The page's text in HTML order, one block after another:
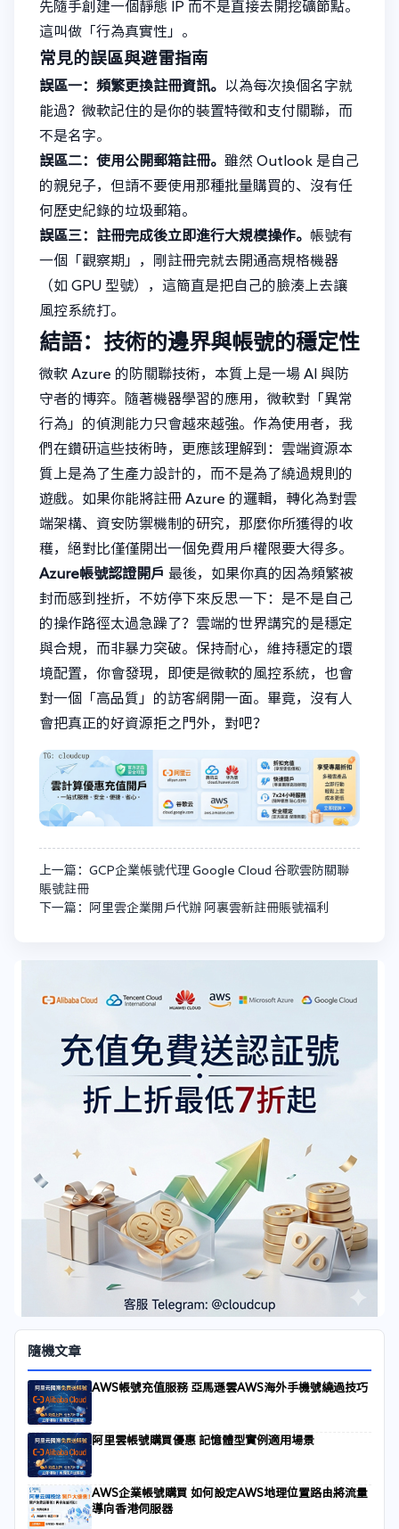
先隨手創建一個靜態 IP 而不是直接去開挖礦節點。
這叫做「行為真實性」。
常見的誤區與避雷指南
誤區一：頻繁更換註冊資訊。
以為每次換個名字就
能過？微軟記住的是你的裝置特徵和支付關聯，而
不是名字。
誤區二：使用公開郵箱註冊。 雖然 Outlook 是自己
的親兒子，但請不要使用那種批量購買的、沒有任
何歷史紀錄的垃圾郵箱。
誤區三：註冊完成後立即進行大規模操作。 帳號有
一個「觀察期」，剛註冊完就去開通高規格機器
（如 GPU 型號），這簡直是把自己的臉湊上去讓
風控系統打。
結語：技術的邊界與帳號的穩定性
微軟 Azure 的防關聯技術，本質上是一場 AI 與防
守者的博弈。隨著機器學習的應用，微軟對「異常
行為」的偵測能力只會越來越強。作為使用者，我
們在鑽研這些技術時，更應該理解到：雲端資源本
質上是為了生產力設計的，而不是為了繞過規則的
遊戲。如果你能將註冊 Azure 的邏輯，轉化為對雲
端架構、資安防禦機制的研究，那麼你所獲得的收
穫，絕對比僅僅開出一個免費用戶權限要大得多。
Azure帳號認證開戶 最後，如果你真的因為頻繁被
封而感到挫折，不妨停下來反思一下：是不是自己
的操作路徑太過急躁了？雲端的世界講究的是穩定
與合規，而非暴力突破。保持耐心，維持穩定的環
境配置，你會發現，即使是微軟的風控系統，也會
對一個「高品質」的訪客網開一面。畢竟，沒有人
會把真正的好資源拒之門外，對吧？
上一篇：GCP企業帳號代理 Google Cloud 谷歌雲防關聯
賬號註冊
下一篇：阿里雲企業開戶代辦 阿裏雲新註冊賬號福利
隨機文章
AWS帳號充值服務 亞馬遜雲AWS海外手機號繞過技巧
阿里雲帳號購買優惠 記憶體型實例適用場景
AWS企業帳號購買 如何設定AWS地理位置路由將流量
導向香港伺服器